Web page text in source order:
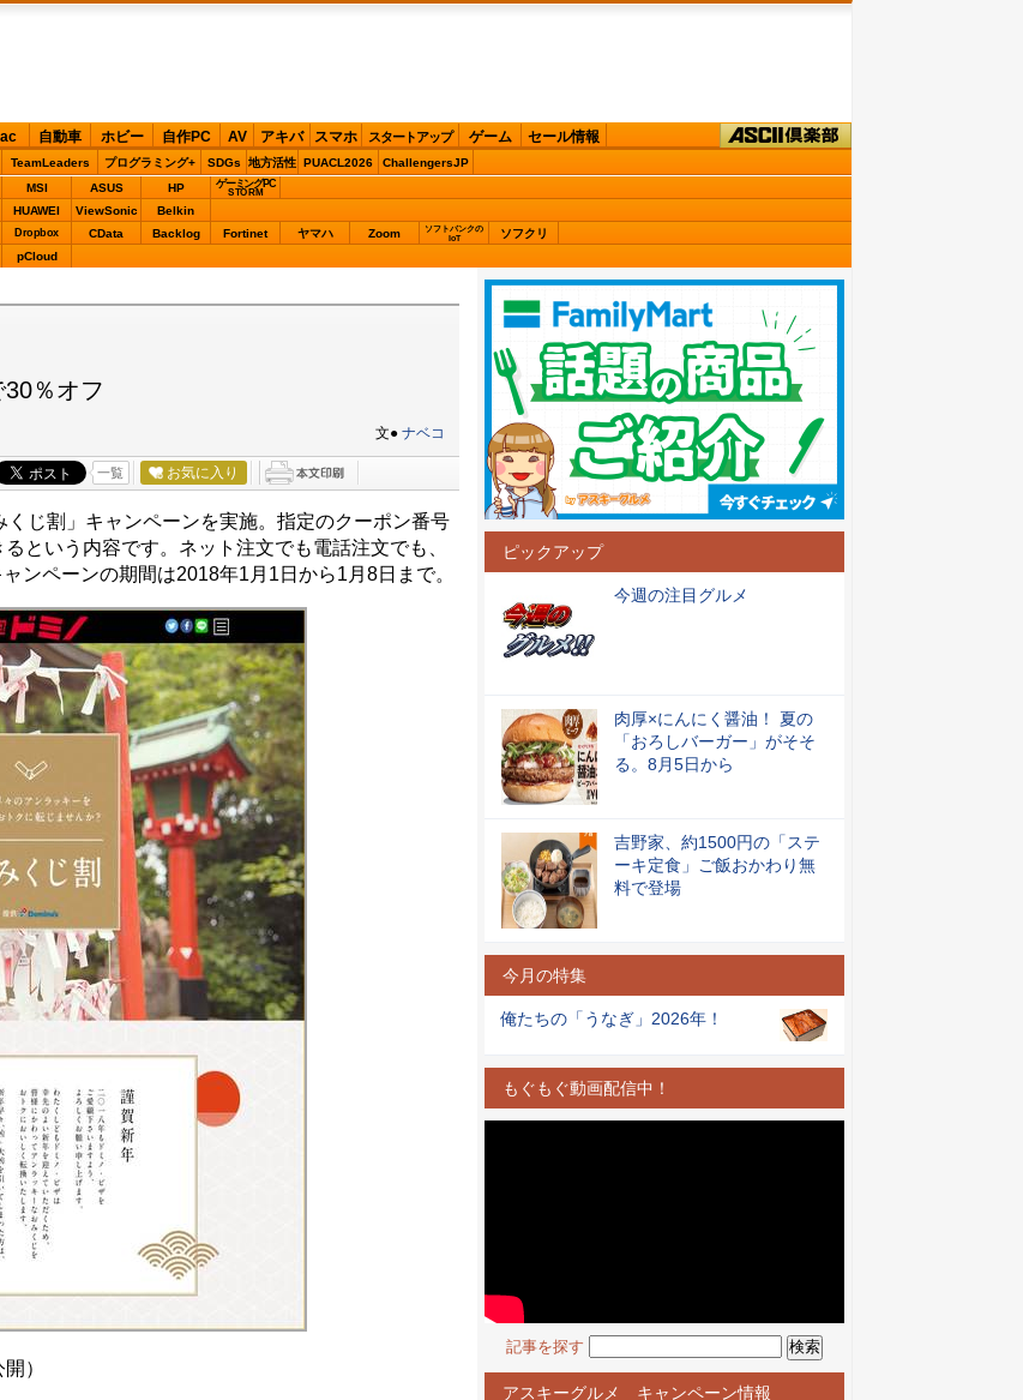
自動車 ホビー 自作PC AV アキバ スマホ スタートアップ ゲーム セール情報
TeamLeaders プログラミング+ SDGs 地方活性 PUACL2026 ChallengersJP
MSI ASUS HP ゲーミングPC
STORM
HUAWEI ViewSonic Belkin
Dropbox CData Backlog Fortinet ヤマハ Zoom
ソフトバンクの
IoT
ソフクリ
pCloud
％オフ
文● ナベコ
一覧 お気に入り
じ割」キャンペーンを実施。指定のクーポン番号
という内容です。ネット注文でも電話注文でも、
ンペーンの期間は2018年1月1日から1月8日まで。
）
ピックアップ
今週の注目グルメ
肉厚×にんにく醤油！ 夏の
「おろしバーガー」がそそ
る。8月5日から
吉野家、約1500円の「ステ
ーキ定食」ご飯おかわり無
料で登場
今月の特集
俺たちの「うなぎ」2026年！
もぐもぐ動画配信中！
記事を探す
アスキーグルメ キャンペーン情報